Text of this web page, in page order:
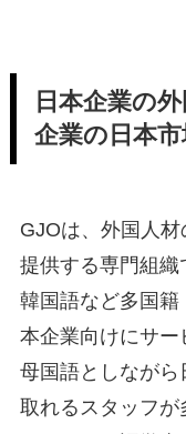
日本企業の
企業の日本
GJOは、外国人
提供する専門組
韓国語など多国籍
本企業向けにサー
母国語としなが
取れるスタッフが